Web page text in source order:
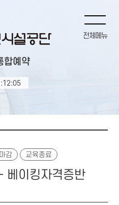
합예약
전체메뉴
감 교육종료
베이킹자격증반